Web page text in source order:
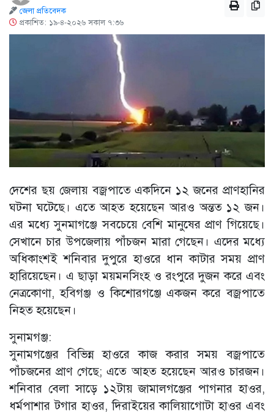
জেলা প্রতিবেদক
প্রকাশিত: ১৯-৪-২০২৬ সকাল ৭:৩৬
দেশের ছয় জেলায় বজ্রপাতে একদিনে ১২ জনের প্রাণহানির
ঘটনা ঘটেছে। এতে আহত হয়েছেন আরও অন্তত ১২ জন।
এর মধ্যে সুনমাগঞ্জে সবচেয়ে বেশি মানুষের প্রাণ গিয়েছে।
সেখানে চার উপজেলায় পাঁচজন মারা গেছেন। এদের মধ্যে
অধিকাংশই শনিবার দুপুরে হাওরে ধান কাটার সময় প্রাণ
হারিয়েছেন। এ ছাড়া ময়মনসিংহ ও রংপুরে দুজন করে এবং
নেত্রকোণা, হবিগঞ্জ ও কিশোরগঞ্জে একজন করে বজ্রপাতে
নিহত হয়েছেন।
সুনামগঞ্জ:
সুনামগঞ্জের বিভিন্ন হাওরে কাজ করার সময় বজ্রপাতে
পাঁচজনের প্রাণ গেছে; এতে আহত হয়েছেন আরও চারজন।
শনিবার বেলা সাড়ে ১২টায় জামালগঞ্জের পাগনার হাওর,
ধর্মপাশার টগার হাওর, দিরাইয়ের কালিয়াগোটা হাওর এবং